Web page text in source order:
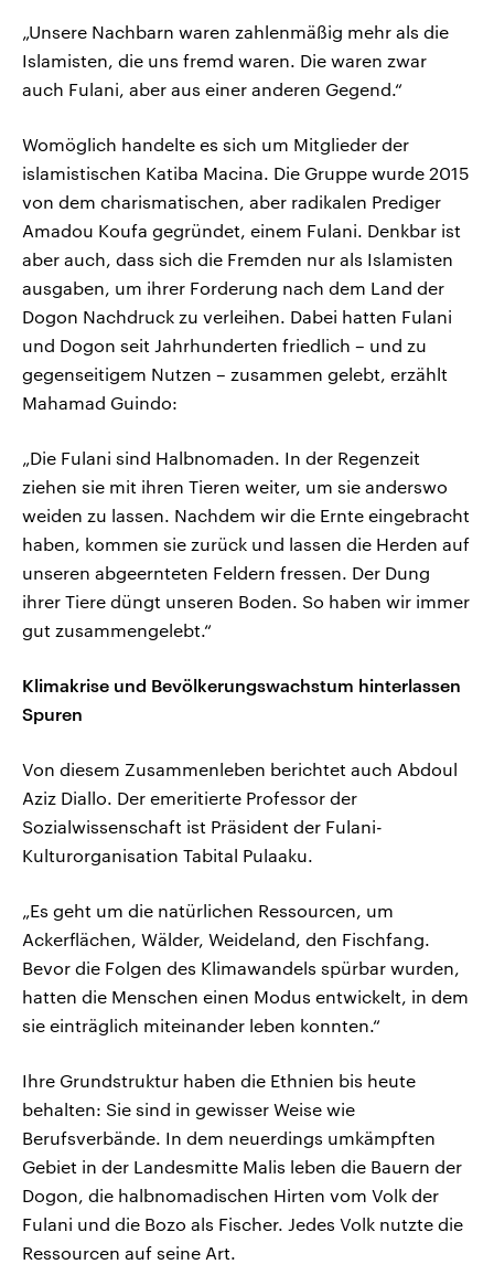
„Unsere Nachbarn waren zahlenmäßig mehr als die
Islamisten, die uns fremd waren. Die waren zwar
auch Fulani, aber aus einer anderen Gegend.“
Womöglich handelte es sich um Mitglieder der
islamistischen Katiba Macina. Die Gruppe wurde 2015
von dem charismatischen, aber radikalen Prediger
Amadou Koufa gegründet, einem Fulani. Denkbar ist
aber auch, dass sich die Fremden nur als Islamisten
ausgaben, um ihrer Forderung nach dem Land der
Dogon Nachdruck zu verleihen. Dabei hatten Fulani
und Dogon seit Jahrhunderten friedlich – und zu
gegenseitigem Nutzen – zusammen gelebt, erzählt
Mahamad Guindo:
„Die Fulani sind Halbnomaden. In der Regenzeit
ziehen sie mit ihren Tieren weiter, um sie anderswo
weiden zu lassen. Nachdem wir die Ernte eingebracht
haben, kommen sie zurück und lassen die Herden auf
unseren abgeernteten Feldern fressen. Der Dung
ihrer Tiere düngt unseren Boden. So haben wir immer
gut zusammengelebt.“
Klimakrise und Bevölkerungswachstum hinterlassen
Spuren
Von diesem Zusammenleben berichtet auch Abdoul
Aziz Diallo. Der emeritierte Professor der
Sozialwissenschaft ist Präsident der Fulani-
Kulturorganisation Tabital Pulaaku.
„Es geht um die natürlichen Ressourcen, um
Ackerflächen, Wälder, Weideland, den Fischfang.
Bevor die Folgen des Klimawandels spürbar wurden,
hatten die Menschen einen Modus entwickelt, in dem
sie einträglich miteinander leben konnten.“
Ihre Grundstruktur haben die Ethnien bis heute
behalten: Sie sind in gewisser Weise wie
Berufsverbände. In dem neuerdings umkämpften
Gebiet in der Landesmitte Malis leben die Bauern der
Dogon, die halbnomadischen Hirten vom Volk der
Fulani und die Bozo als Fischer. Jedes Volk nutzte die
Ressourcen auf seine Art.